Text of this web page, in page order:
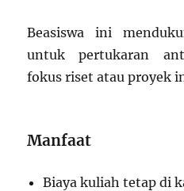
Beasiswa ini
untuk pertukaran
fokus riset atau proyek
Manfaat
Biaya kuliah tetap di